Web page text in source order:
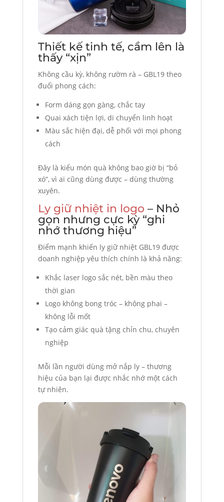
Thiết kế tinh tế, cầm lên là
thấy “xịn”
Không cầu kỳ, không rườm rà – GBL19 theo
đuổi phong cách:
Form dáng gọn gàng, chắc tay
Quai xách tiện lợi, di chuyển linh hoạt
Màu sắc hiện đại, dễ phối với mọi phong
cách
Đây là kiểu món quà không bao giờ bị “bỏ
xó”, vì ai cũng dùng được – dùng thường
xuyên.
Ly giữ nhiệt in logo – Nhỏ
gọn nhưng cực kỳ “ghi
nhớ thương hiệu”
Điểm mạnh khiến ly giữ nhiệt GBL19 được
doanh nghiệp yêu thích chính là khả năng:
Khắc laser logo sắc nét, bền màu theo
thời gian
Logo không bong tróc – không phai –
không lỗi mốt
Tạo cảm giác quà tặng chỉn chu, chuyên
nghiệp
Mỗi lần người dùng mở nắp ly – thương
hiệu của bạn lại được nhắc nhớ một cách
tự nhiên.